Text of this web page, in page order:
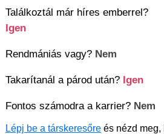
Találkoztál már híres emberrel?
Igen
Rendmániás vagy? Nem
Takarítanál a párod után? Igen
Fontos számodra a karrier? Nem
Lépj be a társkeresőre és nézd meg,